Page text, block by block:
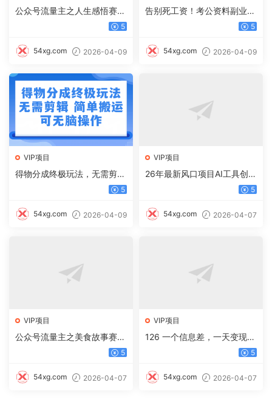
公众号流量主之人生感悟赛
道，起号快+高流量，单日阅5
54xg.com 2026-04-09
告别死工资！考公资料副业，
一单 100，日入过千不是梦 5
54xg.com 2026-04-09
VIP项目
得物分成终极玩法，无需剪
5
54xg.com 2026-04-09
VIP项目
26年最新风口项目AI工具创作
写小说，轻松实现日入1000+
5
54xg.com 2026-04-07
VIP项目
公众号流量主之美食故事赛
道，起号快+高互动，8天就 5
54xg.com 2026-04-07
VIP项目
126 一个信息差，一天变现5
00+，需求量大，复购强，无
益
5
54xg.com 2026-04-07